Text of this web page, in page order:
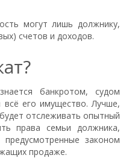
могут лишь должнику,
счетов и доходов.
банкротом, судом
всё его имущество. Лучше,
отслеживать опытный
права семьи должника,
законом
продаже.